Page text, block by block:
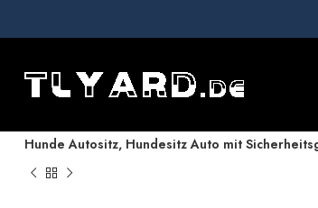
Hunde Autositz, Hundesitz Auto mit